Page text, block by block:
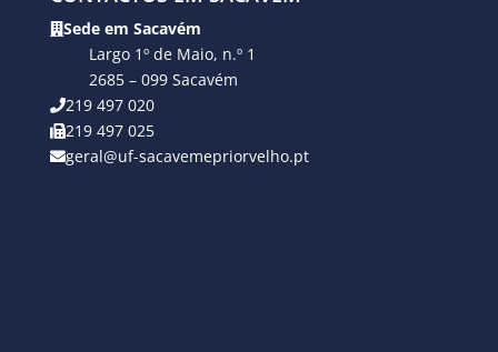
Sede em Sacavém
Largo 1º de Maio, n.º 1
2685 – 099 Sacavém
219 497 020
219 497 025
geral@uf-sacavemepriorvelho.pt